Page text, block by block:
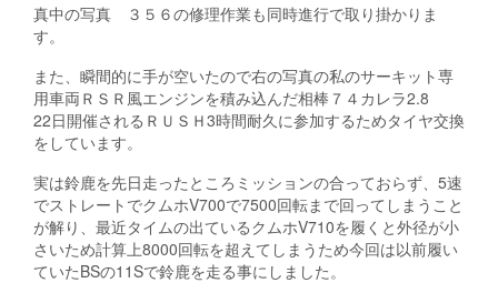
真中の写真 ３５６の修理作業も同時進行で取り掛かりま
す。
また、瞬間的に手が空いたので右の写真の私のサーキット専
用車両ＲＳＲ風エンジンを積み込んだ相棒７４カレラ2.8
22日開催されるＲＵＳＨ3時間耐久に参加するためタイヤ交換
をしています。
実は鈴鹿を先日走ったところミッションの合っておらず、5速
でストレートでクムホV700で7500回転まで回ってしまうこと
が解り、最近タイムの出ているクムホV710を履くと外径が小
さいため計算上8000回転を超えてしまうため今回は以前履い
ていたBSの11Sで鈴鹿を走る事にしました。